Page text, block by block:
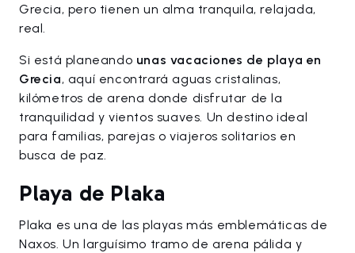
Grecia, pero tienen un alma tranquila, relajada,
real.
Si está planeando unas vacaciones de playa en
Grecia, aquí encontrará aguas cristalinas,
kilómetros de arena donde disfrutar de la
tranquilidad y vientos suaves. Un destino ideal
para familias, parejas o viajeros solitarios en
busca de paz.
Playa de Plaka
Plaka es una de las playas más emblemáticas de
Naxos. Un larguísimo tramo de arena pálida y